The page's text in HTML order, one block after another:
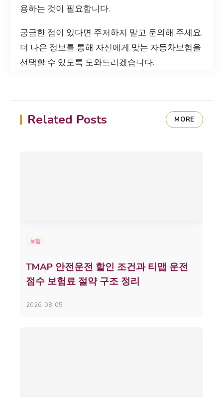
용하는 것이 필요합니다.
궁금한 점이 있다면 주저하지 말고 문의해 주세요.
더 나은 정보를 통해 자신에게 맞는 자동차보험을
선택할 수 있도록 도와드리겠습니다.
Related Posts MORE
보험
TMAP 안전운전 할인 조건과 티맵 운전
점수 보험료 절약 구조 정리
2026-08-05